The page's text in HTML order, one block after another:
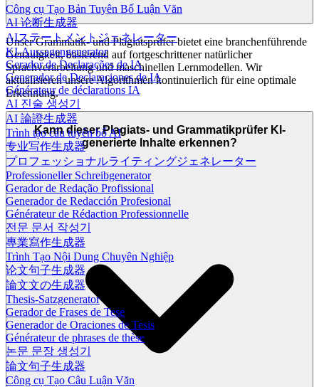
Công cụ Tạo Bản Tuyên Bố Luận Văn
AI 论断生成器
AIステートメントジェネレーター
KI-Aussagengenerator
Gerador de Declarações de IA
Generador de Declaraciones de IA
Générateur de déclarations IA
AI 진술 생성기
AI 論證生成器
Trình tạo câu tuyên bố AI
专业写作生成器
プロフェッショナルライティングジェネレーター
Professioneller Schreibgenerator
Gerador de Redação Profissional
Generador de Redacción Profesional
Générateur de Rédaction Professionnelle
전문 문서 작성기
專業寫作生成器
Trình Tạo Nội Dung Chuyên Nghiệp
论文句子生成器
論文文の生成器
Thesis-Satzgenerator
Gerador de Frases de Tese
Generador de Oraciones de Tesis
Générateur de phrases de thèse
논문 문장 생성기
論文句子生成器
Công cụ Tạo Câu Luận Văn
Unser Grammatik- und Plagiatsprüfer bietet eine branchenführende
Genauigkeit, basierend auf fortgeschrittener natürlicher
Sprachverarbeitung und maschinellen Lernmodellen. Wir
aktualisieren unsere Algorithmen kontinuierlich für eine optimale
Erkennung.
Kann dieser Plagiats- und Grammatikprüfer KI-
generierte Inhalte erkennen?